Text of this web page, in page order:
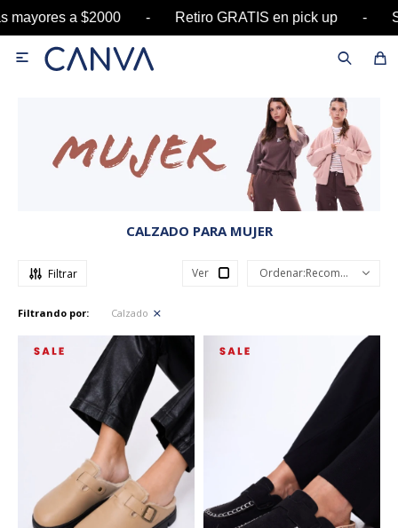
a $2000 - Retiro GRATIS en pick up -

CALZADO PARA MUJER
Ver Recomendados
Filtrando por: Calzado